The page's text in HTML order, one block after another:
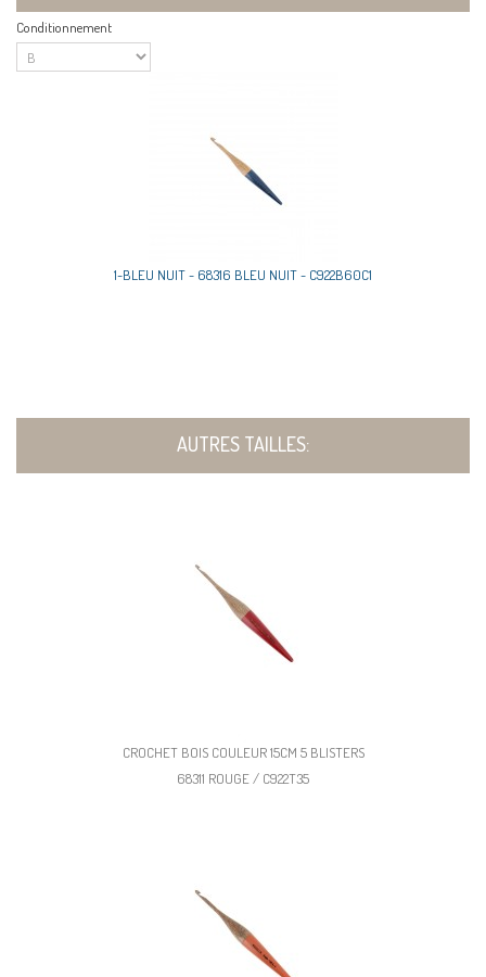
Conditionnement
1-BLEU NUIT - 68316 BLEU NUIT - C922B60C1
AUTRES TAILLES:
CROCHET BOIS COULEUR 15CM 5 BLISTERS
68311 ROUGE / C922T35